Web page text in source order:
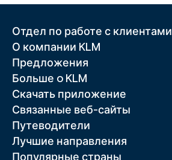
Отдел по работе с клиентами
О компании KLM
Предложения
Больше o KLM
Скачать приложение
Связанные веб-сайты
Путеводители
Лучшие направления
Популярные страны